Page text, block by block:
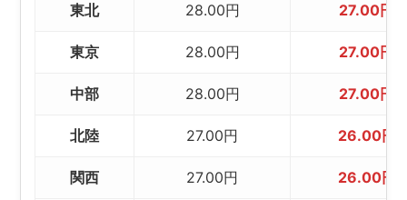
東北 28.00円 27.00円
東京 28.00円 27.00円
中部 28.00円 27.00円
北陸 27.00円 26.00円
関西 27.00円 26.00円